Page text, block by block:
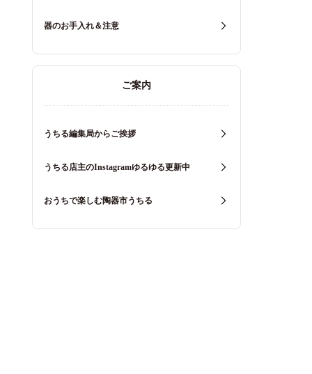
器のお手入れ＆注意
ご案内
うちる編集局からご挨拶
うちる店主のInstagramゆるゆる更新中
おうちで楽しむ陶器市うちる